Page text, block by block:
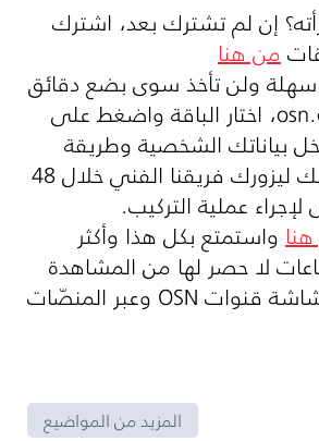
إن لم تشترك بعد، اشترك
من هنا
سهلة ولن تأخذ سوى بضع دقائق
، اختار الباقة واضغط على
بياناتك الشخصية وطريقة
الدفع المناسبة لك ليزورك فريقنا الفني خلال 48
عملية التركيب.
واستمتع بكل هذا وأكثر
لا حصر لها من المشاهدة
قنواتOSN وعبر المنصّات
المزيد من المواضيع